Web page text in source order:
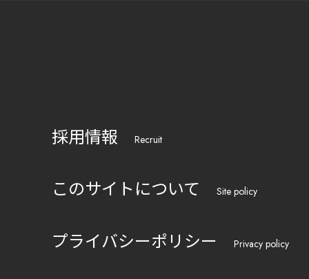
採用情報 Recruit
このサイトについて Site policy
プライバシーポリシー Privacy policy